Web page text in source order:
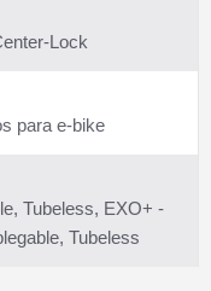
Lock
para e-bike
Tubeless, EXO+ -
Tubeless